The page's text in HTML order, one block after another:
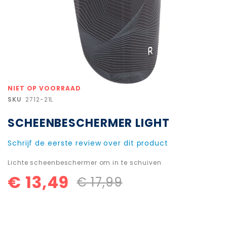
NIET OP VOORRAAD
SKU 2712-21L
SCHEENBESCHERMER LIGHT
Schrijf de eerste review over dit product
Lichte scheenbeschermer om in te schuiven
€ 13,49 € 17,99
Ga
naar
van
afbeeldingen-